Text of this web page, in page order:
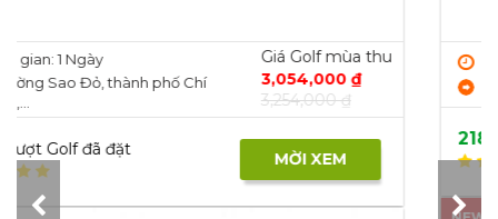
Thời gian: 1 Ngày
368 Đ. Trần Ngọc Lên, Định Hoà,
Giá Golf mùa thu
2,000,000 ₫
2,600,000 ₫
1765Lượt Golf đã đặt